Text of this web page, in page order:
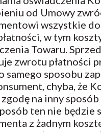
od Umowy
wszystkie
w tym
Towaru.
zwrotu płatności
samego sposobu
chyba, że
na inny
ten nie będzie
z żadnym